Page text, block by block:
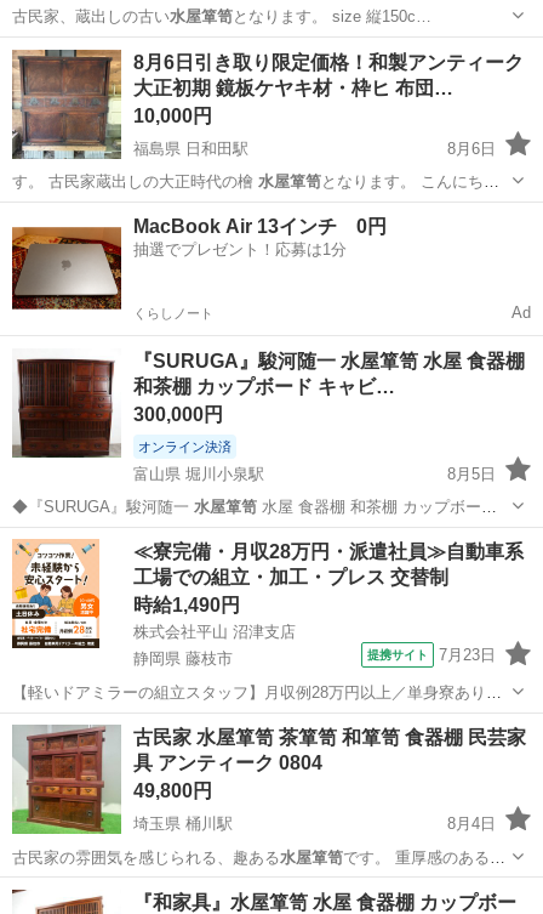
古民家、蔵出しの古い水屋箪笥 となります。 size 縦150c…
福島 郡山市 日和田駅 収納家具 水屋箪笥
8月6日引き取り限定価格！和製アンティーク
大正初期 鏡板ケヤキ材・枠ヒ 布団…
10,000円
福島県 日和田駅
8月6日
す。 古民家蔵出しの大正時代の檜 水屋箪笥となります。 こんにち
は。お問い合…
郡山市 日和田駅 収納家具 ケヤキ
MacBook Air 13インチ 0円
抽選でプレゼント！応募は1分
くらしノート Ad
『SURUGA』駿河随一 水屋箪笥 水屋 食器棚
和茶棚 カップボード キャビ…
300,000円
オンライン決済
富山県 堀川小泉駅
8月5日
◆『SURUGA』駿河随一 水屋箪笥水屋 食器棚 和茶棚 カップボー
ド…
富山 富山市 堀川小泉駅 収納家具 水屋箪笥
≪寮完備・月収28万円・派遣社員≫自動車系
工場での組立・加工・プレス 交替制
時給1,490円
株式会社平山 沼津支店
静岡県 藤枝市
提携サイト 7月23日
【軽いドアミラーの組立スタッフ】月収例28万円以上／単身寮あり／
年間休日121日／初めてさんも安心のカンタン作業 【未経験歓迎】軽
いドアミラーの組立スタッフ｜新設のキレイな工場◎男女活躍中！ 大
手自動車部品メーカーの新設工...
静岡 藤枝市 その他
古民家 水屋箪笥 茶箪笥 和箪笥 食器棚 民芸家
具 アンティーク 0804
49,800円
埼玉県 桶川駅
8月4日
古民家の雰囲気を感じられる、趣ある水屋箪笥です。 重厚感のある佇
まいと、…
埼玉 桶川駅 収納家具 古民家
『和家具』水屋箪笥 水屋 食器棚 カップボー